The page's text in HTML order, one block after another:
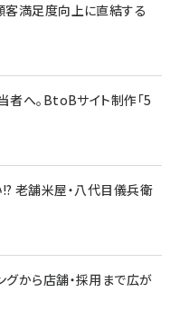
客満足度向上に直結する
へ。BtoBサイト制作「5
老舗米屋・八代目儀兵衛
グから店舗・採用まで広が